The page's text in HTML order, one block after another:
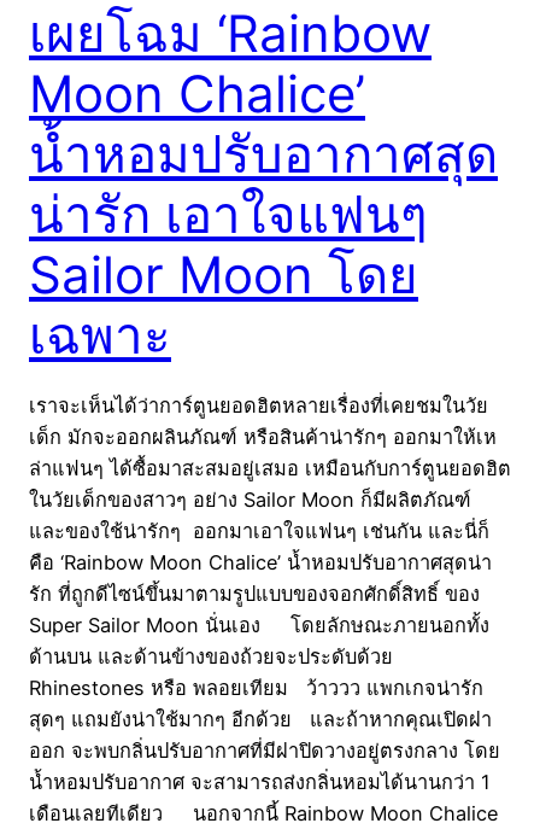
เผยโฉม ‘Rainbow
Moon Chalice’
น้ำหอมปรับอากาศสุด
น่ารัก เอาใจแฟนๆ
Sailor Moon โดย
เฉพาะ
เราจะเห็นได้ว่าการ์ตูนยอดฮิตหลายเรื่องที่เคยชมในวัย
เด็ก มักจะออกผลินภัณฑ์ หรือสินค้าน่ารักๆ ออกมาให้เห
ล่าแฟนๆ ได้ซื้อมาสะสมอยู่เสมอ เหมือนกับการ์ตูนยอดฮิต
ในวัยเด็กของสาวๆ อย่าง Sailor Moon ก็มีผลิตภัณฑ์
และของใช้น่ารักๆ ออกมาเอาใจแฟนๆ เช่นกัน และนี่ก็
คือ ‘Rainbow Moon Chalice’ น้ำหอมปรับอากาศสุดน่า
รัก ที่ถูกดีไซน์ขึ้นมาตามรูปแบบของจอกศักดิ์สิทธิ์ ของ
Super Sailor Moon นั่นเอง โดยลักษณะภายนอกทั้ง
ด้านบน และด้านข้างของถ้วยจะประดับด้วย
Rhinestones หรือ พลอยเทียม ว้าววว แพกเกจน่ารัก
สุดๆ แถมยังน่าใช้มากๆ อีกด้วย และถ้าหากคุณเปิดฝา
ออก จะพบกลิ่นปรับอากาศที่มีฝาปิดวางอยู่ตรงกลาง โดย
น้ำหอมปรับอากาศ จะสามารถส่งกลิ่นหอมได้นานกว่า 1
เดือนเลยทีเดียว นอกจากนี้ Rainbow Moon Chalice